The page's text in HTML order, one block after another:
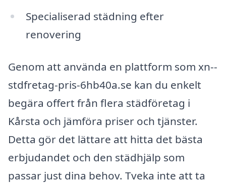
Specialiserad städning efter
renovering
Genom att använda en plattform som xn--
stdfretag-pris-6hb40a.se kan du enkelt
begära offert från flera städföretag i
Kårsta och jämföra priser och tjänster.
Detta gör det lättare att hitta det bästa
erbjudandet och den städhjälp som
passar just dina behov. Tveka inte att ta